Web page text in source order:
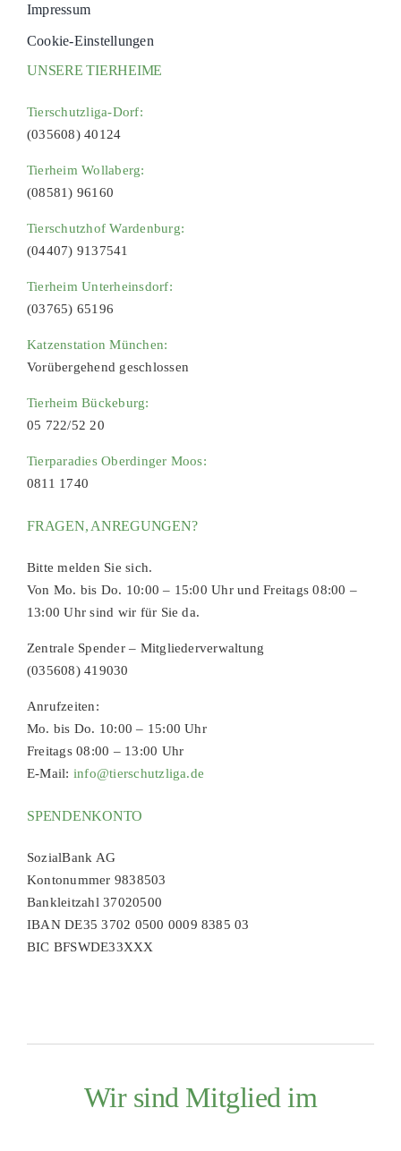
Impressum
Cookie-Einstellungen
UNSERE TIERHEIME
Tierschutzliga-Dorf:
(035608) 40124
Tierheim Wollaberg:
(08581) 96160
Tierschutzhof Wardenburg:
(04407) 9137541
Tierheim Unterheinsdorf:
(03765) 65196
Katzenstation München:
Vorübergehend geschlossen
Tierheim Bückeburg:
05 722/52 20
Tierparadies Oberdinger Moos:
0811 1740
FRAGEN, ANREGUNGEN?
Bitte melden Sie sich.
Von Mo. bis Do. 10:00 – 15:00 Uhr und Freitags 08:00 –
13:00 Uhr sind wir für Sie da.
Zentrale Spender – Mitgliederverwaltung
(035608) 419030
Anrufzeiten:
Mo. bis Do. 10:00 – 15:00 Uhr
Freitags 08:00 – 13:00 Uhr
E-Mail: info@tierschutzliga.de
SPENDENKONTO
SozialBank AG
Kontonummer 9838503
Bankleitzahl 37020500
IBAN DE35 3702 0500 0009 8385 03
BIC BFSWDE33XXX
Wir sind Mitglied im